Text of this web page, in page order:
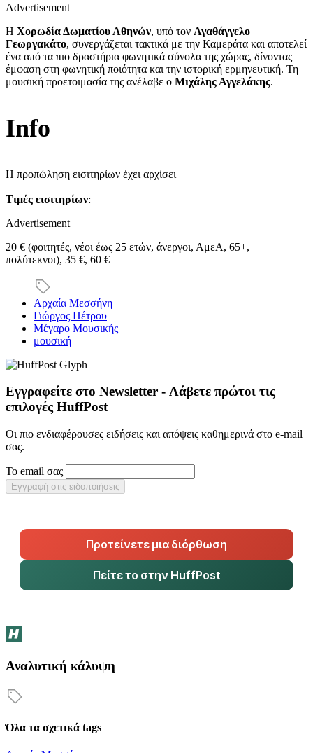
Advertisement
Η Χορωδία Δωματίου Αθηνών, υπό τον Αγαθάγγελο
Γεωργακάτο, συνεργάζεται τακτικά με την Καμεράτα και αποτελεί
ένα από τα πιο δραστήρια φωνητικά σύνολα της χώρας, δίνοντας
έμφαση στη φωνητική ποιότητα και την ιστορική ερμηνευτική. Τη
μουσική προετοιμασία της ανέλαβε ο Μιχάλης Αγγελάκης.
Info
Η προπώληση εισιτηρίων έχει αρχίσει
Τιμές εισιτηρίων:
Advertisement
20 € (φοιτητές, νέοι έως 25 ετών, άνεργοι, ΑμεΑ, 65+,
πολύτεκνοι), 35 €, 60 €
Αρχαία Μεσσήνη
Γιώργος Πέτρου
Μέγαρο Μουσικής
μουσική
Εγγραφείτε στο Newsletter - Λάβετε πρώτοι τις
επιλογές HuffPost
Οι πιο ενδιαφέρουσες ειδήσεις και απόψεις καθημερινά στο e-mail
σας.
Το email σας
Εγγραφή στις ειδοποιήσεις
Προτείνετε μια διόρθωση
Πείτε το στην HuffPost
Αναλυτική κάλυψη
Όλα τα σχετικά tags